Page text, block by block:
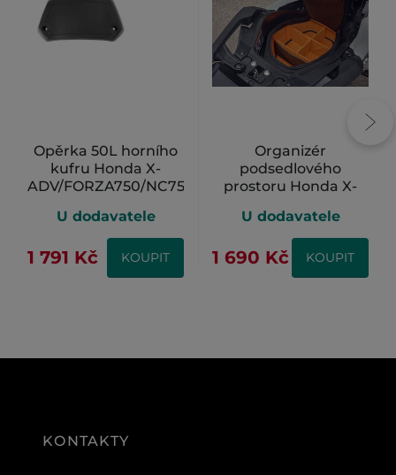
Opěrka 50L horního
kufru Honda X-
ADV/FORZA750/NC750
U dodavatele
1 791 Kč KOUPIT
Organizér
podsedlového
prostoru Honda X-
U dodavatele
1 690 Kč KOUPIT
KONTAKTY